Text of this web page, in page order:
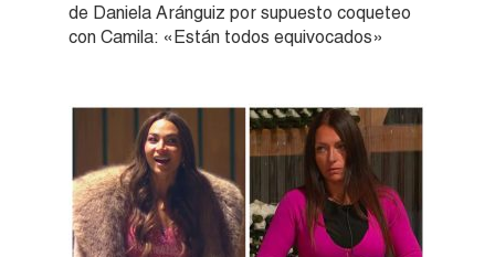
de Daniela Aránguiz por supuesto coqueteo
con Camila: «Están todos equivocados»